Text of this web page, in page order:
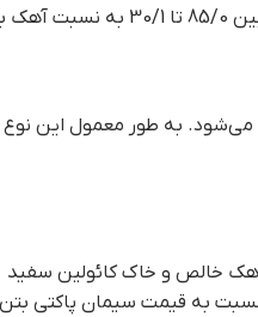
آهک خالص و خاک کائولین سفید
نسبت به قيمت سيمان پاکتي